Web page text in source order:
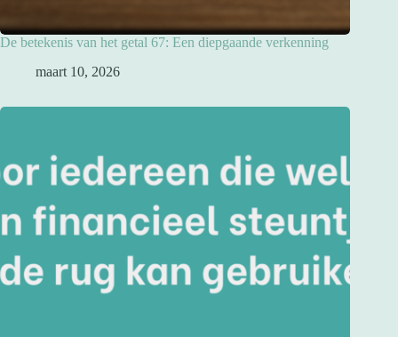
De betekenis van het getal 67: Een diepgaande verkenning
maart 10, 2026